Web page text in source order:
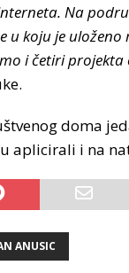
Na
u koju je
i četiri
doma
aplicirali i na
ANUSIC